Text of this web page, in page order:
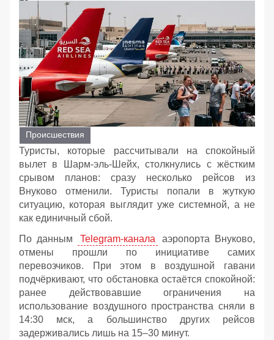
Происшествия
Туристы, которые рассчитывали на спокойный
вылет в Шарм‑эль‑Шейх, столкнулись с жёстким
срывом планов: сразу несколько рейсов из
Внуково отменили. Туристы попали в жуткую
ситуацию, которая выглядит уже системной, а не
как единичный сбой.
По данным
Telegram‑канала
аэропорта Внуково,
отмены прошли по инициативе самих
перевозчиков. При этом в воздушной гавани
подчёркивают, что обстановка остаётся спокойной:
ранее действовавшие ограничения на
использование воздушного пространства сняли в
14:30 мск, а большинство других рейсов
задерживались лишь на 15–30 минут.